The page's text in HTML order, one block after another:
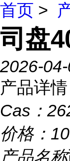
首页 >
司盘
2026-
产品详情
Cas：
价格：
产品名称